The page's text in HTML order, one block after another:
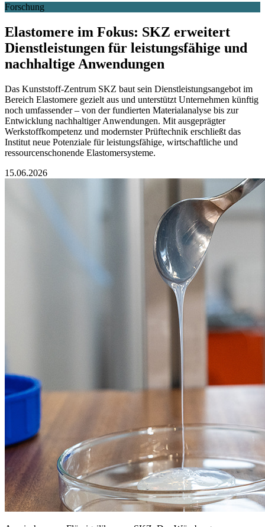
Forschung
Elastomere im Fokus: SKZ erweitert
Dienstleistungen für leistungsfähige und
nachhaltige Anwendungen
Das Kunststoff-Zentrum SKZ baut sein Dienstleistungsangebot im
Bereich Elastomere gezielt aus und unterstützt Unternehmen künftig
noch umfassender – von der fundierten Materialanalyse bis zur
Entwicklung nachhaltiger Anwendungen. Mit ausgeprägter
Werkstoffkompetenz und modernster Prüftechnik erschließt das
Institut neue Potenziale für leistungsfähige, wirtschaftliche und
ressourcenschonende Elastomersysteme.
15.06.2026